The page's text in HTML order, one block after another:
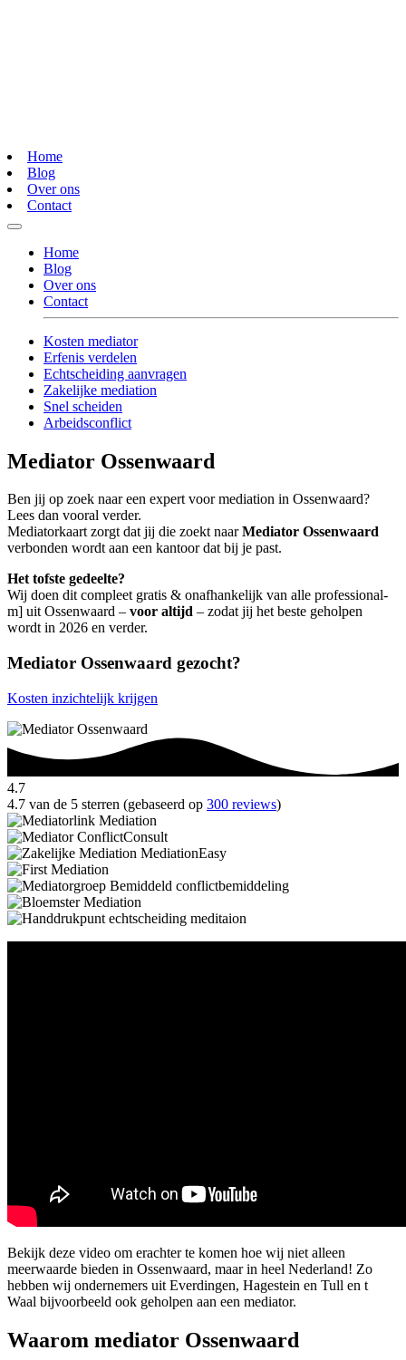
Home
Blog
Over ons
Contact
Home
Blog
Over ons
Contact
Kosten mediator
Erfenis verdelen
Echtscheiding aanvragen
Zakelijke mediation
Snel scheiden
Arbeidsconflict
Mediator Ossenwaard
Ben jij op zoek naar een expert voor mediation in Ossenwaard?
Lees dan vooral verder.
Mediatorkaart zorgt dat jij die zoekt naarMediator Ossenwaard
verbonden wordt aan een kantoor dat bij je past.
Het tofste gedeelte?
Wij doen dit compleet gratis & onafhankelijk van alle professional-
m] uit Ossenwaard – voor altijd – zodat jij het beste geholpen
wordt in 2026 en verder.
Mediator Ossenwaard gezocht?
Kosten inzichtelijk krijgen
4.7
4.7 van de 5 sterren (gebaseerd op 300 reviews)
Bekijk deze video om erachter te komen hoe wij niet alleen
meerwaarde bieden in Ossenwaard, maar in heel Nederland! Zo
hebben wij ondernemers uit Everdingen, Hagestein en Tull en t
Waal bijvoorbeeld ook geholpen aan een mediator.
Waarom mediator Ossenwaard